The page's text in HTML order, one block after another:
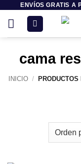
contenido
ENVÍOS GRATIS A
cama
INICIO /